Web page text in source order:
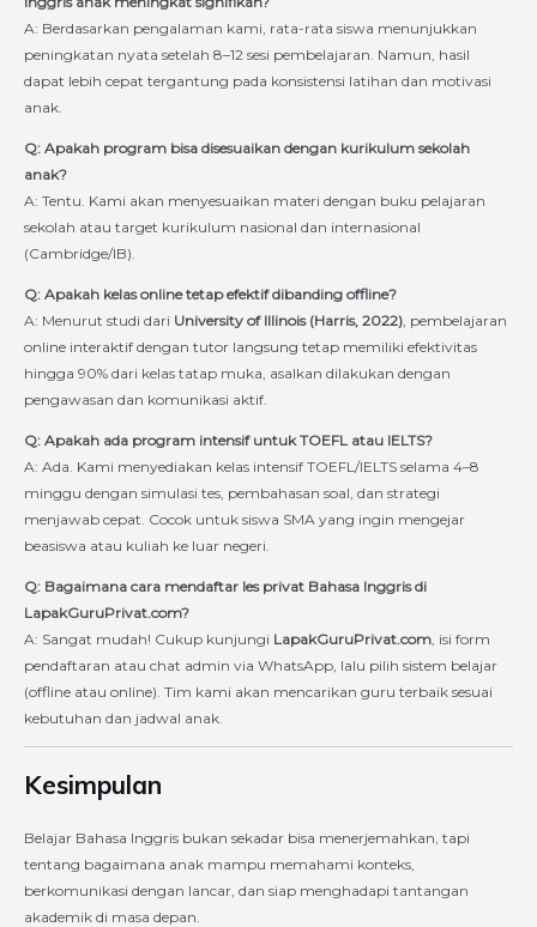
A: Berdasarkan pengalaman kami, rata-rata siswa menunjukkan
peningkatan nyata setelah 8–12 sesi pembelajaran. Namun, hasil
dapat lebih cepat tergantung pada konsistensi latihan dan motivasi
anak.
Q: Apakah program bisa disesuaikan dengan kurikulum sekolah
anak?
A: Tentu. Kami akan menyesuaikan materi dengan buku pelajaran
sekolah atau target kurikulum nasional dan internasional
(Cambridge/IB).
Q: Apakah kelas online tetap efektif dibanding offline?
A: Menurut studi dari University of Illinois (Harris, 2022) , pembelajaran
online interaktif dengan tutor langsung tetap memiliki efektivitas
hingga 90% dari kelas tatap muka, asalkan dilakukan dengan
pengawasan dan komunikasi aktif.
Q: Apakah ada program intensif untuk TOEFL atau IELTS?
A: Ada. Kami menyediakan kelas intensif TOEFL/IELTS selama 4–8
minggu dengan simulasi tes, pembahasan soal, dan strategi
menjawab cepat. Cocok untuk siswa SMA yang ingin mengejar
beasiswa atau kuliah ke luar negeri.
Q: Bagaimana cara mendaftar les privat Bahasa Inggris di
LapakGuruPrivat.com?
A: Sangat mudah! Cukup kunjungi LapakGuruPrivat.com , isi form
pendaftaran atau chat admin via WhatsApp, lalu pilih sistem belajar
(offline atau online). Tim kami akan mencarikan guru terbaik sesuai
kebutuhan dan jadwal anak.
Kesimpulan
Belajar Bahasa Inggris bukan sekadar bisa menerjemahkan, tapi
tentang bagaimana anak mampu memahami konteks,
berkomunikasi dengan lancar, dan siap menghadapi tantangan
akademik di masa depan.